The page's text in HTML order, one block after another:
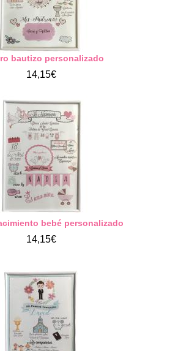
bautizo personalizado
14,15€
bebé personalizado
14,15€